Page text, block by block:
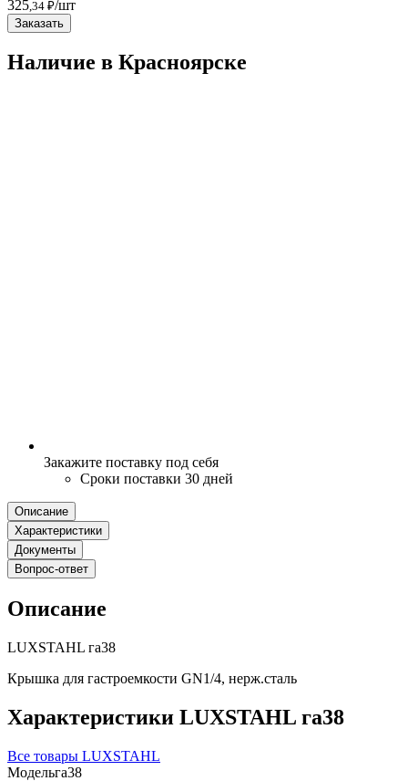
325 ,34 ₽/шт
Заказать
Наличие в Красноярскe
Закажите поставку под себя
Сроки поставки 30 дней
Описание
Характеристики
Документы
Вопрос-ответ
Описание
LUXSTAHL га38
Крышка для гастроемкости GN1/4, нерж.сталь
Характеристики LUXSTAHL га38
Все товары LUXSTAHL
Модельга38